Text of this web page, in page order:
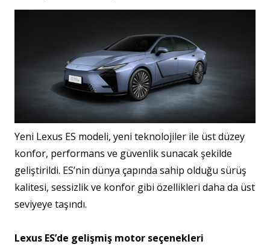
Yeni Lexus ES modeli, yeni teknolojiler ile üst düzey
konfor, performans ve güvenlik sunacak şekilde
geliştirildi. ES’nin dünya çapında sahip olduğu sürüş
kalitesi, sessizlik ve konfor gibi özellikleri daha da üst
seviyeye taşındı.
Lexus ES’de gelişmiş motor seçenekleri